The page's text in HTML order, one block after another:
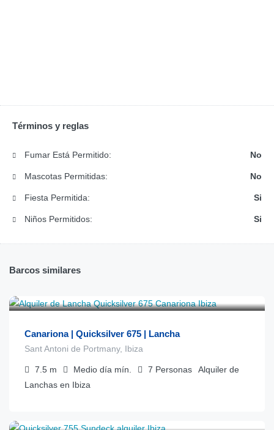
Términos y reglas
Fumar Está Permitido: No
Mascotas Permitidas: No
Fiesta Permitida: Si
Niños Permitidos: Si
Barcos similares
Canariona | Quicksilver 675 | Lancha
Sant Antoni de Portmany, Ibiza
7.5 m Medio día mín. 7 Personas
Alquiler de
Lanchas en Ibiza